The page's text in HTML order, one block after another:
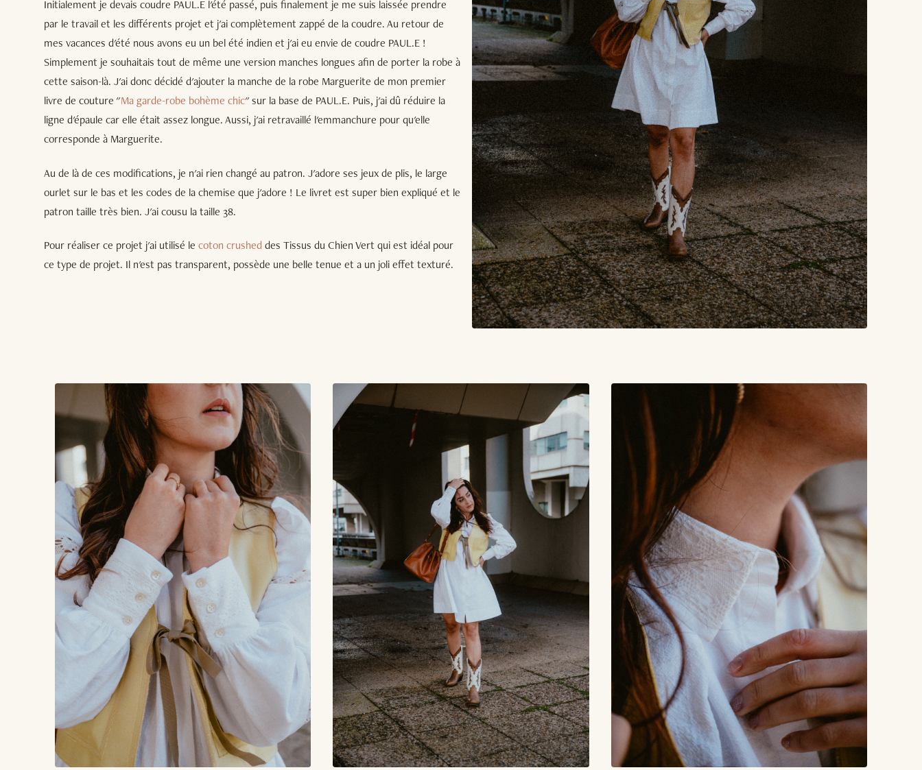
Initialement je devais coudre PAUL.E l'été passé, puis finalement je me suis laissée prendre
par le travail et les différents projet et j'ai complètement zappé de la coudre. Au retour de
mes vacances d'été nous avons eu un bel été indien et j'ai eu envie de coudre PAUL.E !
Simplement je souhaitais tout de même une version manches longues afin de porter la robe à
cette saison-là. J'ai donc décidé d'ajouter la manche de la robe Marguerite de mon premier
livre de couture "Ma garde-robe bohème chic" sur la base de PAUL.E. Puis, j'ai dû réduire la
ligne d'épaule car elle était assez longue. Aussi, j'ai retravaillé l'emmanchure pour qu'elle
corresponde à Marguerite.
Au de là de ces modifications, je n'ai rien changé au patron. J'adore ses jeux de plis, le large
ourlet sur le bas et les codes de la chemise que j'adore ! Le livret est super bien expliqué et le
patron taille très bien. J'ai cousu la taille 38.
Pour réaliser ce projet j'ai utilisé le coton crushed des Tissus du Chien Vert qui est idéal pour
ce type de projet. Il n'est pas transparent, possède une belle tenue et a un joli effet texturé.